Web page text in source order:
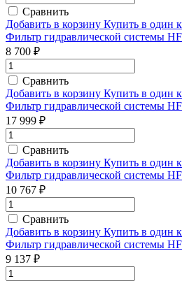
Сравнить
Добавить в корзину Купить в один
Фильтр гидравлической системы
8 700 ₽
Сравнить
Добавить в корзину Купить в один
Фильтр гидравлической системы
17 999 ₽
Сравнить
Добавить в корзину Купить в один
Фильтр гидравлической системы
10 767 ₽
Сравнить
Добавить в корзину Купить в один
Фильтр гидравлической системы
9 137 ₽